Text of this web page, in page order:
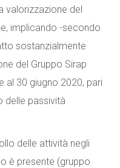
valorizzazione del
implicando -secondo
sostanzialmente
del Gruppo Sirap
al 30 giugno 2020, pari
delle passività
delle attività negli
è presente (gruppo